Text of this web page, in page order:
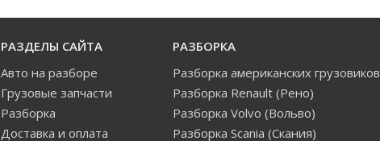
РАЗДЕЛЫ САЙТА
Авто на разборе
Грузовые запчасти
Разборка
Доставка и оплата
РАЗБОРКА
Разборка американских грузовиков
Разборка Renault (Рено)
Разборка Volvo (Вольво)
Разборка Scania (Скания)